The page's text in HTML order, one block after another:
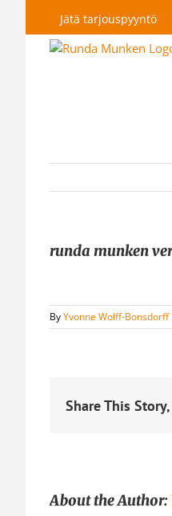
Jätä tarjouspyyntö
runda munken
ByYvonne Wolff-Bonsdorff
Share This
About the Author: